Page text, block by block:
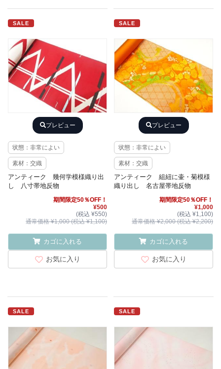
SALE
プレビュー
状態：非常によい
素材：交織
アンティーク 幾何学模様織り出
し 八寸帯地反物
期間限定50％OFF！
¥500
(税込 ¥550)
通常価格 ¥1,000 (税込 ¥1,100)
カゴに入れる
お気に入り
SALE
プレビュー
状態：非常によい
素材：交織
アンティーク 組紐に壷・菊模様
織り出し 名古屋帯地反物
期間限定50％OFF！
¥1,000
(税込 ¥1,100)
通常価格 ¥2,000 (税込 ¥2,200)
カゴに入れる
お気に入り
SALE SALE